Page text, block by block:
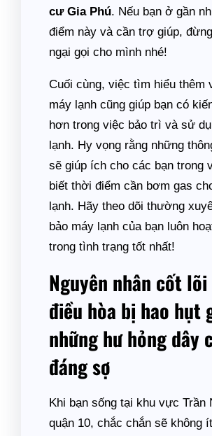
cư Gia Phú. Nếu bạn ở gần
điểm này và cần trợ giúp,
ngại gọi cho mình nhé!
Cuối cùng, việc tìm hiểu thêm
máy lạnh cũng giúp bạn có
hơn trong việc bảo trì và sử
lạnh. Hy vọng rằng những
sẽ giúp ích cho các bạn trong
biết thời điểm cần bơm gas
lạnh. Hãy theo dõi thường
bảo máy lạnh của bạn luôn
trong tình trạng tốt nhất!
Nguyên nhân cốt
điều hòa bị hao hụt
những hư hỏng dây
đáng sợ
Khi bạn sống tại khu vực Trần
quận 10, chắc chắn sẽ không